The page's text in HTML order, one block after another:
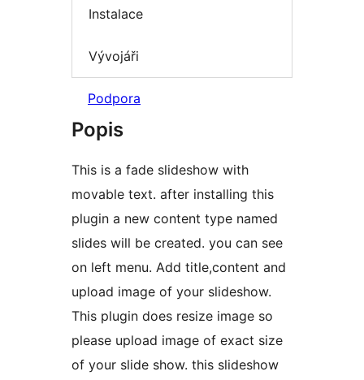
Instalace
Vývojáři
Podpora
Popis
This is a fade slideshow with
movable text. after installing this
plugin a new content type named
slides will be created. you can see
on left menu. Add title,content and
upload image of your slideshow.
This plugin does resize image so
please upload image of exact size
of your slide show. this slideshow